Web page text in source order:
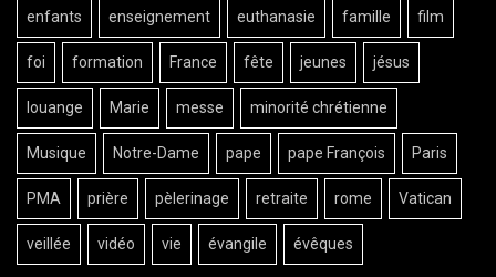
enfants enseignement euthanasie famille film
foi formation France fête jeunes jésus
louange Marie messe minorité chrétienne
Musique Notre-Dame pape pape François Paris
PMA prière pèlerinage retraite rome Vatican
veillée vidéo vie évangile évêques